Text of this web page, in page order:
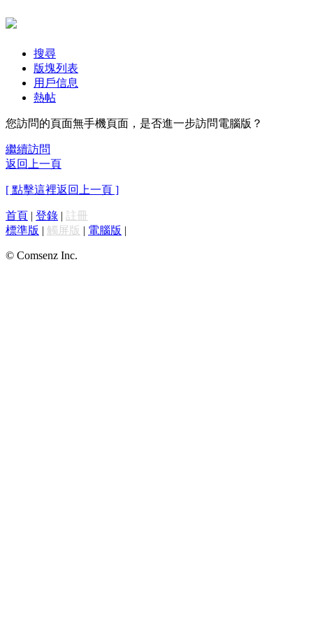
搜尋
版塊列表
用戶信息
熱帖
您訪問的頁面無手機頁面，是否進一步訪問電腦版？
繼續訪問
返回上一頁
[ 點擊這裡返回上一頁 ]
首頁 | 登錄 | 註冊
標準版 | 觸屏版 | 電腦版 |
© Comsenz Inc.